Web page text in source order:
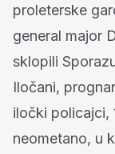
proleterske
general major
sklopili
Iločani,
iločki policajci,
neometano, u